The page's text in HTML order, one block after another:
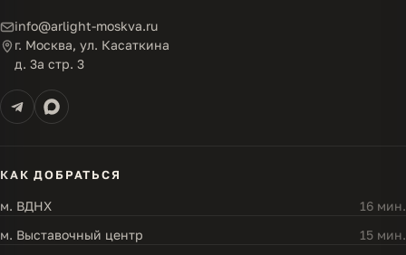
info@arlight-moskva.ru
г. Москва, ул. Касаткина
д. 3а стр. 3
КАК ДОБРАТЬСЯ
м. ВДНХ
16 мин.
м. Выставочный центр
15 мин.